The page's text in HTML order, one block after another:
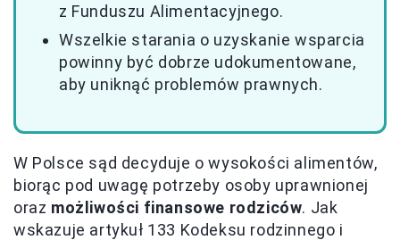
z Funduszu Alimentacyjnego.
Wszelkie starania o uzyskanie wsparcia
powinny być dobrze udokumentowane,
aby uniknąć problemów prawnych.
W Polsce sąd decyduje o wysokości alimentów,
biorąc pod uwagę potrzeby osoby uprawnionej
oraz możliwości finansowe rodziców. Jak
wskazuje artykuł 133 Kodeksu rodzinnego i